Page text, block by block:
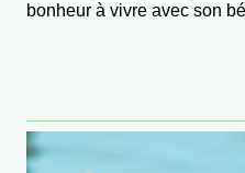
bonheur à vivre avec son